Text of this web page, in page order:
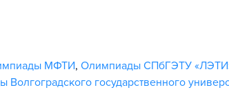
МФТИ, Олимпиады СПбГЭТУ
Волгоградского государственного